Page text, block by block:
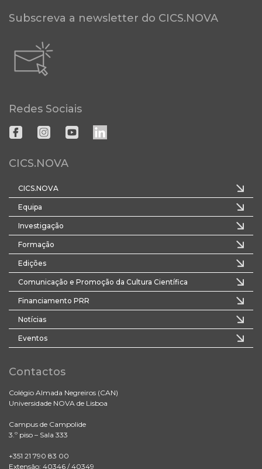
Subscreva a newsletter do CICS.NOVA
Redes Sociais
CICS.NOVA
CICS.NOVA
Equipa
Investigação
Formação
Edições
Comunicação e Promoção da Cultura Científica
Financiamento PRR
Notícias
Eventos
Contactos
Colégio Almada Negreiros (CAN)
Universidade NOVA de Lisboa
Campus de Campolide
3.º piso – Sala 333
+351 21 790 83 00
Extensão: 40346 / 40349